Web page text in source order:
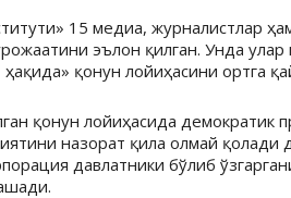
15 медиа, журналистлар
эълон қилган. Унда улар
қонун лойиҳасини ортга
қонун лойиҳасида демократик
назорат қила олмай қолади
давлатники бўлиб